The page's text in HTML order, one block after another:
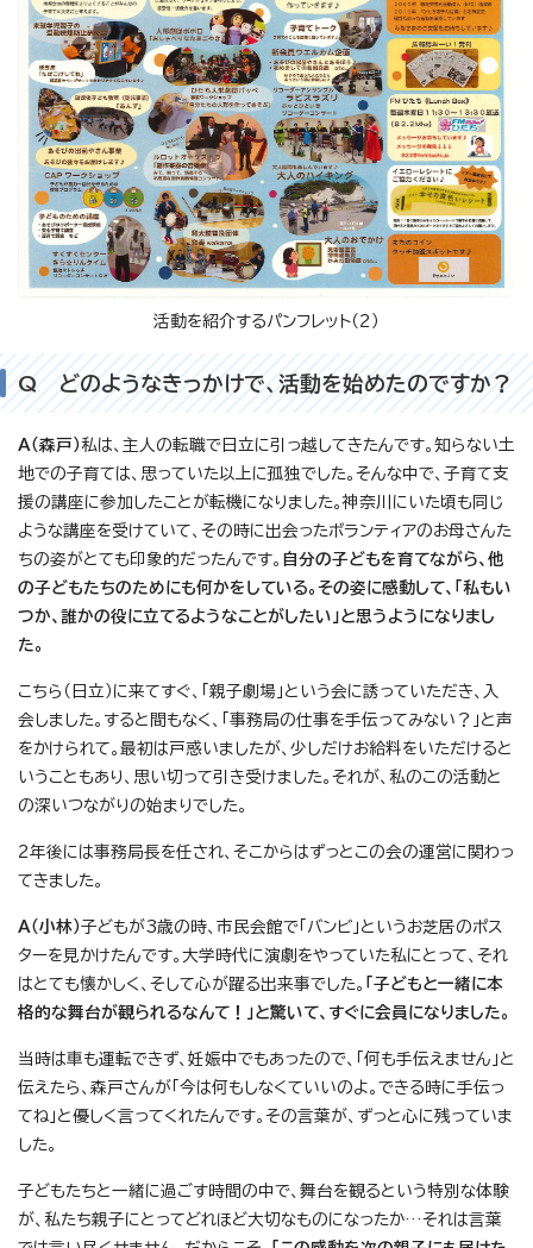
活動を紹介するパンフレット（2）
Q どのようなきっかけで、活動を始めたのですか？
A（森戸）私は、主人の転職で日立に引っ越してきたんです。知らない土
地での子育ては、思っていた以上に孤独でした。そんな中で、子育て支
援の講座に参加したことが転機になりました。神奈川にいた頃も同じ
ような講座を受けていて、その時に出会ったボランティアのお母さんた
ちの姿がとても印象的だったんです。 自分の子どもを育てながら、他
の子どもたちのためにも何かをしている。その姿に感動して、「私もい
つか、誰かの役に立てるようなことがしたい」と思うようになりまし
た。
こちら（日立）に来てすぐ、「親子劇場」という会に誘っていただき、入
会しました。すると間もなく、「事務局の仕事を手伝ってみない？」と声
をかけられて。最初は戸惑いましたが、少しだけお給料をいただけると
いうこともあり、思い切って引き受けました。それが、私のこの活動と
の深いつながりの始まりでした。
2年後には事務局長を任され、そこからはずっとこの会の運営に関わっ
てきました。
A（小林）子どもが3歳の時、市民会館で「バンビ」というお芝居のポス
ターを見かけたんです。大学時代に演劇をやっていた私にとって、それ
はとても懐かしく、そして心が躍る出来事でした。 「子どもと一緒に本
格的な舞台が観られるなんて！」と驚いて、すぐに会員になりました。
当時は車も運転できず、妊娠中でもあったので、「何も手伝えません」と
伝えたら、森戸さんが「今は何もしなくていいのよ。できる時に手伝っ
てね」と優しく言ってくれたんです。その言葉が、ずっと心に残っていま
した。
子どもたちと一緒に過ごす時間の中で、舞台を観るという特別な体験
が、私たち親子にとってどれほど大切なものになったか…それは言葉